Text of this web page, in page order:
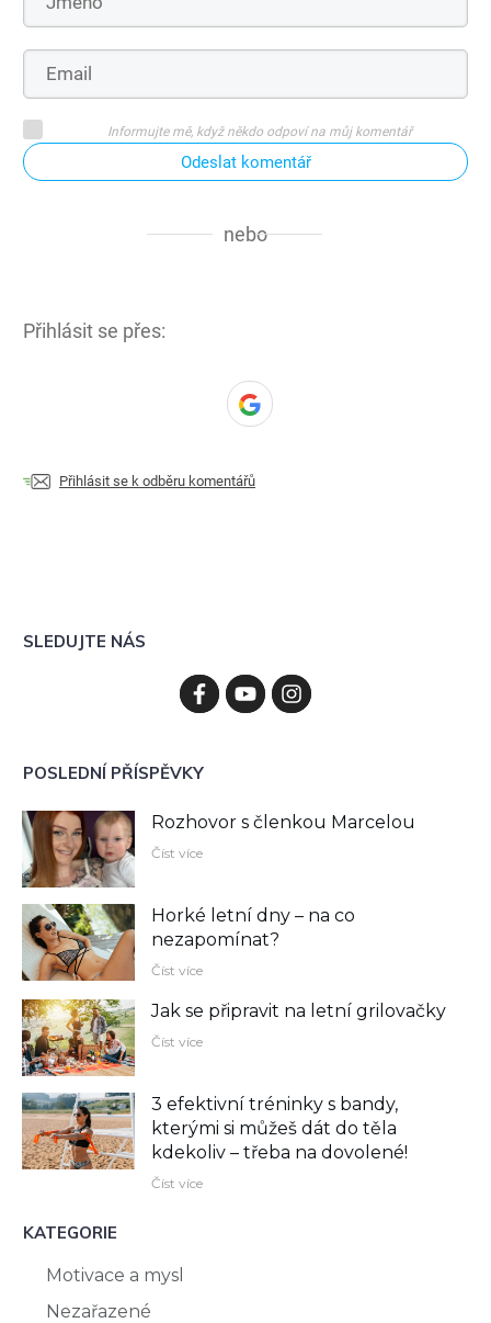
Informujte mě, když někdo odpoví na můj komentář
Odeslat komentář
nebo
Přihlásit se přes:
Přihlásit se k odběru komentářů
SLEDUJTE NÁS
POSLEDNÍ PŘÍSPĚVKY
Rozhovor s členkou Marcelou
Číst více
Horké letní dny – na co
nezapomínat?
Číst více
Jak se připravit na letní grilovačky
Číst více
3 efektivní tréninky s bandy,
kterými si můžeš dát do těla
kdekoliv –⁠ třeba na dovolené!
Číst více
KATEGORIE
Motivace a mysl
Nezařazené